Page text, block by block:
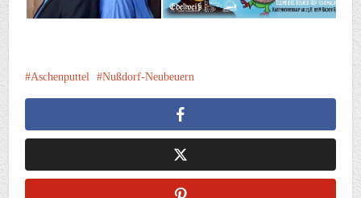
Aschenputtel Nußdorf-Neubeuern